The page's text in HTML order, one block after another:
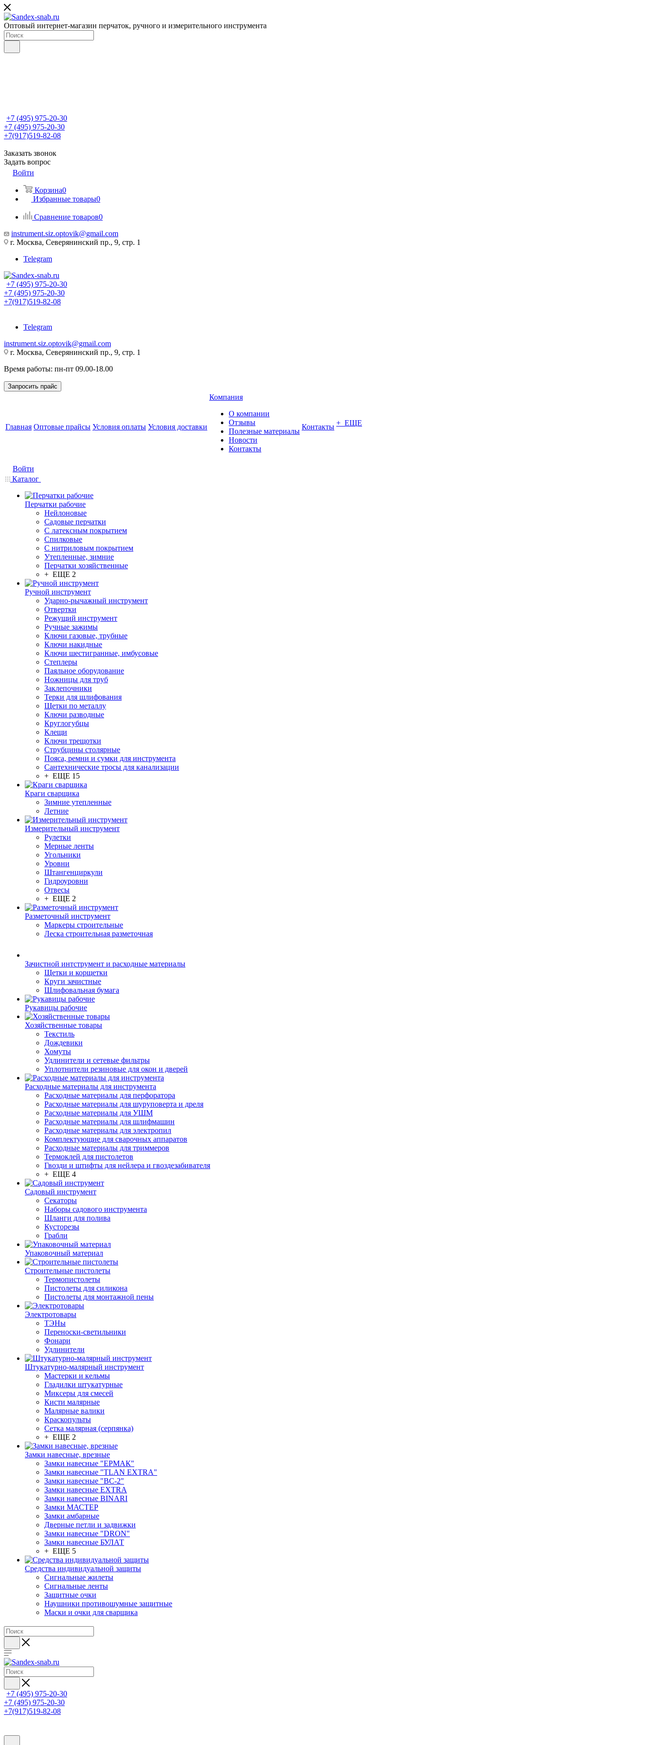
Оптовый интернет-магазин перчаток, ручного и измерительного инструмента
+7 (495) 975-20-30
+7 (495) 975-20-30
+7(917)519-82-08
Заказать звонок
Задать вопрос
Войти
Корзина0
Избранные товары0
Сравнение товаров0
instrument.siz.optovik@gmail.com
г. Москва, Северянинский пр., 9, стр. 1
Telegram
+7 (495) 975-20-30
+7 (495) 975-20-30
+7(917)519-82-08
Telegram
instrument.siz.optovik@gmail.com
г. Москва, Северянинский пр., 9, стр. 1
Время работы: пн-пт 09.00-18.00
Запросить прайс
Главная Оптовые прайсы Условия оплаты Условия доставки
Компания
О компании
Отзывы
Полезные материалы
Новости
Контакты
Контакты + ЕЩЕ
Войти
Каталог
Перчатки рабочие
Нейлоновые
Садовые перчатки
С латексным покрытием
Cпилковые
С нитриловым покрытием
Утепленные, зимние
Перчатки хозяйственные
+ ЕЩЕ 2
Ручной инструмент
Ударно-рычажный инструмент
Отвертки
Режущий инструмент
Ручные зажимы
Ключи газовые, трубные
Ключи накидные
Ключи шестигранные, имбусовые
Степлеры
Паяльное оборудование
Ножницы для труб
Заклепочники
Терки для шлифования
Щетки по металлу
Ключи разводные
Круглогубцы
Клещи
Ключи трещотки
Струбцины столярные
Пояса, ремни и сумки для инструмента
Сантехнические тросы для канализации
+ ЕЩЕ 15
Краги сварщика
Зимние утепленные
Летние
Измерительный инструмент
Рулетки
Мерные ленты
Угольники
Уровни
Штангенциркули
Гидроуровни
Отвесы
+ ЕЩЕ 2
Разметочный инструмент
Маркеры строительные
Леска строительная разметочная
Зачистной интструмент и расходные материалы
Щетки и корщетки
Круги зачистные
Шлифовальная бумага
Рукавицы рабочие
Хозяйственные товары
Текстиль
Дождевики
Хомуты
Удлинители и сетевые фильтры
Уплотнители резиновые для окон и дверей
Расходные материалы для инструмента
Расходные материалы для перфоратора
Расходные материалы для шуруповерта и дреля
Расходные материалы для УШМ
Расходные материалы для шлифмашин
Расходные материалы для электропил
Комплектующие для сварочных аппаратов
Расходные материалы для триммеров
Термоклей для пистолетов
Гвозди и штифты для нейлера и гвоздезабивателя
+ ЕЩЕ 4
Садовый инструмент
Секаторы
Наборы садового инструмента
Шланги для полива
Кусторезы
Грабли
Упаковочный материал
Строительные пистолеты
Термопистолеты
Пистолеты для силикона
Пистолеты для монтажной пены
Электротовары
ТЭНы
Переноски-светильники
Фонари
Удлинители
Штукатурно-малярный инструмент
Мастерки и кельмы
Гладилки штукатурные
Миксеры для смесей
Кисти малярные
Малярные валики
Краскопульты
Сетка малярная (серпянка)
+ ЕЩЕ 2
Замки навесные, врезные
Замки навесные "ЕРМАК"
Замки навесные "TLAN EXTRA"
Замки навесные "ВС-2"
Замки навесные EXTRA
Замки навесные BINARI
Замки МАСТЕР
Замки амбарные
Дверные петли и задвижки
Замки навесные "DRON"
Замки навесные БУЛАТ
+ ЕЩЕ 5
Средства индивидуальной защиты
Сигнальные жилеты
Сигнальные ленты
Защитные очки
Наушники противошумные защитные
Маски и очки для сварщика
+7 (495) 975-20-30
+7 (495) 975-20-30
+7(917)519-82-08